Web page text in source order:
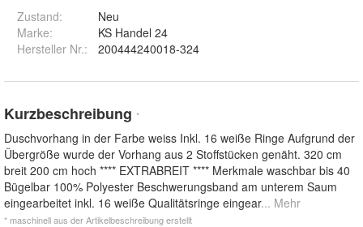
Zustand:
Neu
Marke:
KS Handel 24
Hersteller Nr.:
200444240018-324
Kurzbeschreibung *
Duschvorhang in der Farbe weiss Inkl. 16 weiße Ringe Aufgrund der
Übergröße wurde der Vorhang aus 2 Stoffstücken genäht. 320 cm
breit 200 cm hoch **** EXTRABREIT **** Merkmale waschbar bis 40
Bügelbar 100% Polyester Beschwerungsband am unterem Saum
eingearbeitet inkl. 16 weiße Qualitätsringe eingear... Mehr
* maschinell aus der Artikelbeschreibung erstellt